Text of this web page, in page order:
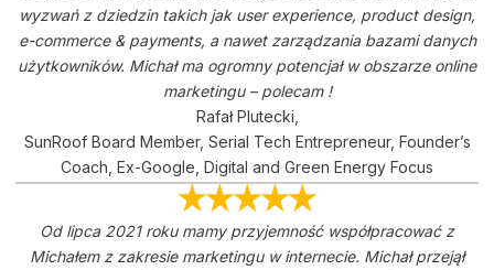
wyzwań z dziedzin takich jak user experience, product design,
e-commerce & payments, a nawet zarządzania bazami danych
użytkowników. Michał ma ogromny potencjał w obszarze online
marketingu – polecam !
Rafał Plutecki,
SunRoof Board Member, Serial Tech Entrepreneur, Founder’s
Coach, Ex-Google, Digital and Green Energy Focus
Od lipca 2021 roku mamy przyjemność współpracować z
Michałem z zakresie marketingu w internecie. Michał przejął